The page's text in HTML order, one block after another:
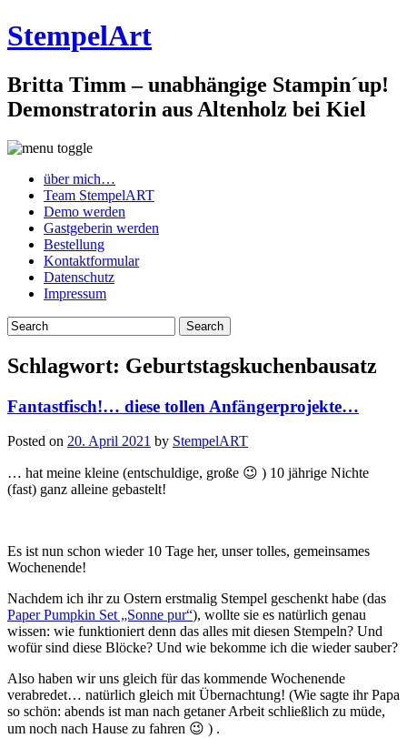
StempelArt
Britta Timm – unabhängige Stampin´up!
Demonstratorin aus Altenholz bei Kiel
über mich…
Team StempelART
Demo werden
Gastgeberin werden
Bestellung
Kontaktformular
Datenschutz
Impressum
Schlagwort: Geburtstagskuchenbausatz
Fantastfisch!… diese tollen Anfängerprojekte…
Posted on 20. April 2021 by StempelART
… hat meine kleine (entschuldige, große 😉 ) 10 jährige Nichte
(fast) ganz alleine gebastelt!
Es ist nun schon wieder 10 Tage her, unser tolles, gemeinsames
Wochenende!
Nachdem ich ihr zu Ostern erstmalig Stempel geschenkt habe (das
Paper Pumpkin Set „Sonne pur“), wollte sie es natürlich genau
wissen: wie funktioniert denn das alles mit diesen Stempeln? Und
wofür sind diese Blöcke? Und wie bekomme ich die wieder sauber?
Also haben wir uns gleich für das kommende Wochenende
verabredet… natürlich gleich mit Übernachtung! (Wie sagte ihr Papa
so schön: abends ist man nach getaner Arbeit schließlich zu müde,
um noch nach Hause zu fahren 😉 ) .